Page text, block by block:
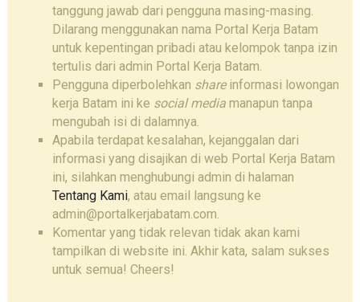
tanggung jawab dari pengguna masing-masing.
Dilarang menggunakan nama Portal Kerja Batam
untuk kepentingan pribadi atau kelompok tanpa izin
tertulis dari admin Portal Kerja Batam.
Pengguna diperbolehkan shareinformasi lowongan
kerja Batam ini ke social mediamanapun tanpa
mengubah isi di dalamnya.
Apabila terdapat kesalahan, kejanggalan dari
informasi yang disajikan di web Portal Kerja Batam
ini, silahkan menghubungi admin di halaman
Tentang Kami, atau email langsung ke
admin@portalkerjabatam.com.
Komentar yang tidak relevan tidak akan kami
tampilkan di website ini. Akhir kata, salam sukses
untuk semua! Cheers!